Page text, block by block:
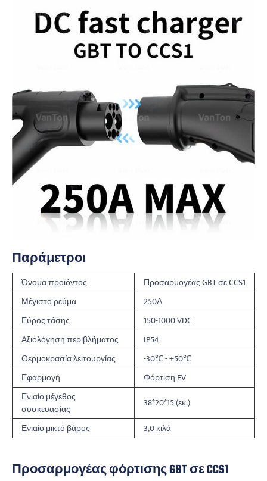
Παράμετροι
Όνομα προϊόντος
Προσαρμογέας GBT σε CCS1
Μέγιστο ρεύμα
250Α
Εύρος τάσης
150-1000 VDC
Αξιολόγηση περιβλήματος
IP54
Θερμοκρασία λειτουργίας
-30℃ - +50℃
Εφαρμογή
Φόρτιση EV
Ενιαίο μέγεθος
συσκευασίας
38*20*15 (εκ.)
Ενιαίο μικτό βάρος
3,0 κιλά
Προσαρμογέας φόρτισης GBT σε CCS1